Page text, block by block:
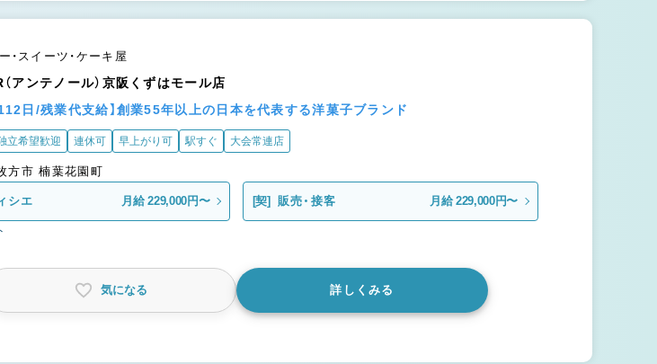
・スイーツ・ケーキ屋
アンテノール）京阪くずはモール店
112日/残業代支給】創業55年以上の日本を代表する洋菓子ブランド
立希望歓迎 連休可 早上がり可 駅すぐ 大会常連店
大阪府 枚方市 楠葉花園町
シエ 月給 229,000円〜 [契] 販売・接客 月給 229,000円〜
気になる 詳しくみる